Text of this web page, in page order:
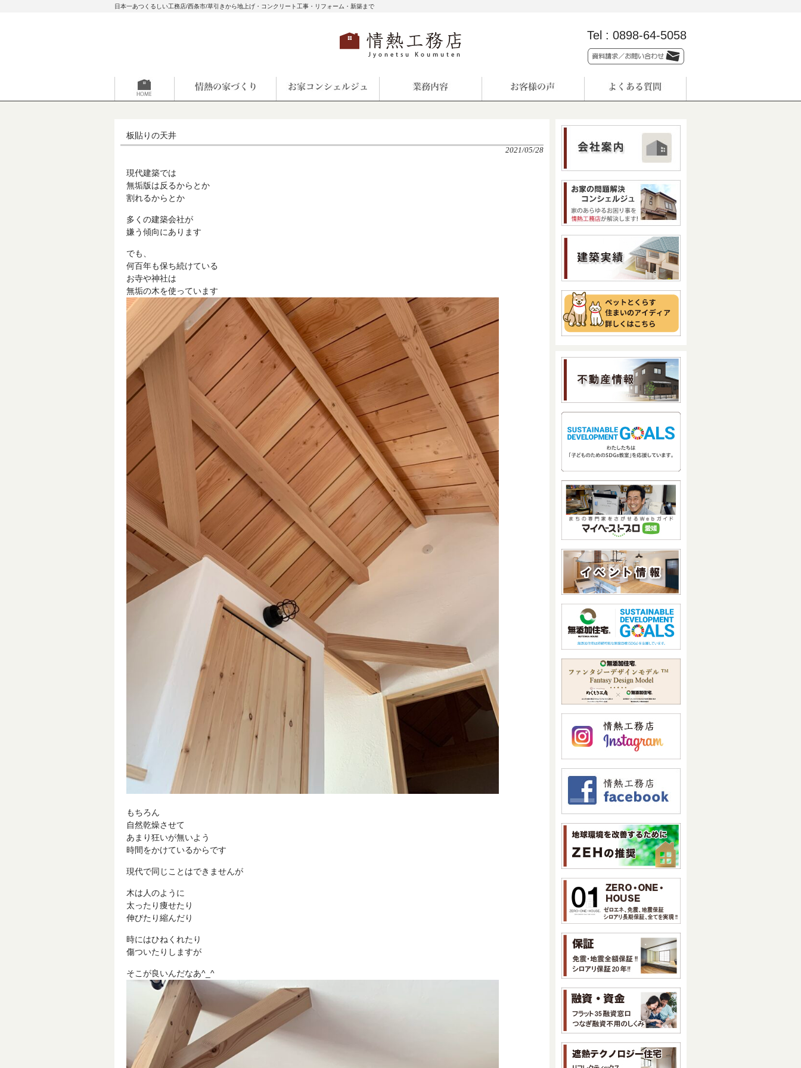
日本一あつくるしい工務店/西条市/草引きから地上げ・コンクリート工事・リフォーム・新築まで
Tel : 0898-64-5058
板貼りの天井
2021/05/28
現代建築では
無垢版は反るからとか
割れるからとか
多くの建築会社が
嫌う傾向にあります
でも、
何百年も保ち続けている
お寺や神社は
無垢の木を使っています
もちろん
自然乾燥させて
あまり狂いが無いよう
時間をかけているからです
現代で同じことはできませんが
木は人のように
太ったり痩せたり
伸びたり縮んだり
時にはひねくれたり
傷ついたりしますが
そこが良いんだなあ^_^